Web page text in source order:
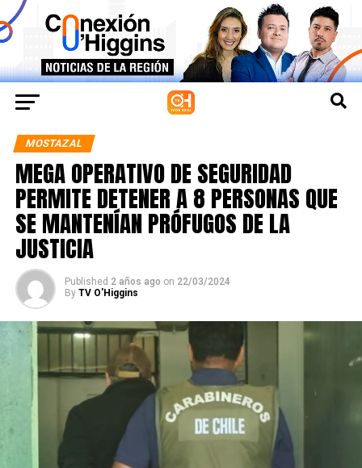
MOSTAZAL
MEGA OPERATIVO DE SEGURIDAD
PERMITE DETENER A 8 PERSONAS QUE
SE MANTENÍAN PRÓFUGOS DE LA
JUSTICIA
Published 2 años ago on 22/03/2024
By TV O'Higgins